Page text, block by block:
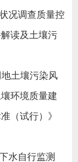
况调查质量控
读及土壤污
地土壤污染风
环境质量建
（试行）》
水自行监测